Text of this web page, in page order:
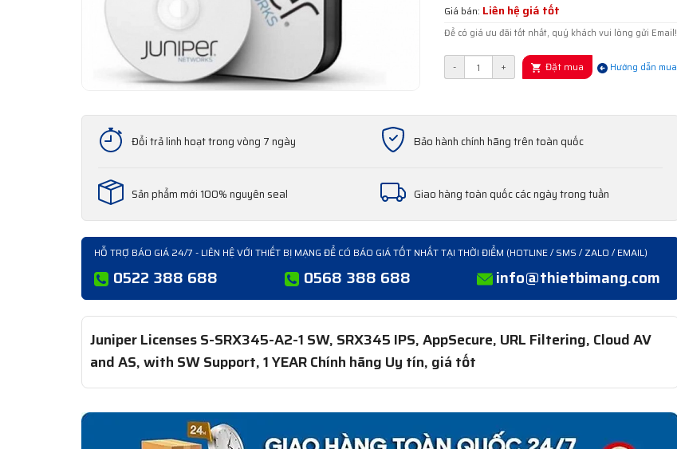
Giá bán: Liên hệ giá tốt
Để có giá ưu đãi tốt nhất, quý khách vui lòng gửi Email!
- + Đặt mua Hướng dẫn mua
Đổi trả linh hoạt trong vòng 7 ngày Bảo hành chính hãng trên toàn quốc
Sản phẩm mới 100% nguyên seal Giao hàng toàn quốc các ngày trong tuần
HỖ TRỢ BÁO GIÁ 24/7 - LIÊN HỆ VỚI THIẾT BỊ MẠNG ĐỂ CÓ BÁO GIÁ TỐT NHẤT TẠI THỜI ĐIỂM (HOTLINE / SMS / ZALO / EMAIL)
0522 388 688 0568 388 688 info@thietbimang.com
Juniper Licenses S-SRX345-A2-1 SW, SRX345 IPS, AppSecure, URL Filtering, Cloud AV
and AS, with SW Support, 1 YEAR Chính hãng Uy tín, giá tốt